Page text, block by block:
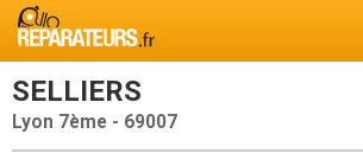
SELLIERS
Lyon 7ème - 69007